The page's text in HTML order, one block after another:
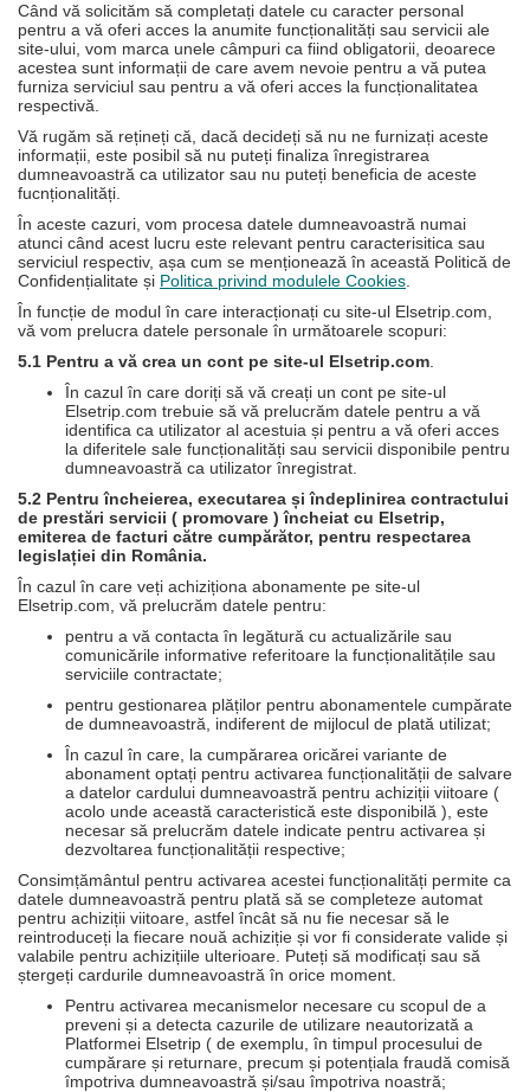
Când vă solicităm să completați datele cu caracter personal
pentru a vă oferi acces la anumite funcționalități sau servicii ale
site-ului, vom marca unele câmpuri ca fiind obligatorii, deoarece
acestea sunt informații de care avem nevoie pentru a vă putea
furniza serviciul sau pentru a vă oferi acces la funcționalitatea
respectivă.
Vă rugăm să rețineți că, dacă decideți să nu ne furnizați aceste
informații, este posibil să nu puteți finaliza înregistrarea
dumneavoastră ca utilizator sau nu puteți beneficia de aceste
fucnționalități.
În aceste cazuri, vom procesa datele dumneavoastră numai
atunci când acest lucru este relevant pentru caracterisitica sau
serviciul respectiv, așa cum se menționează în această Politică de
Confidențialitate și Politica privind modulele Cookies
În funcție de modul în care interacționați cu site-ul Elsetrip.com,
vă vom prelucra datele personale în următoarele scopuri:
5.1 Pentru a vă crea un cont pe site-ul Elsetrip.com
În cazul în care doriți să vă creați un cont pe site-ul
Elsetrip.com trebuie să vă prelucrăm datele pentru a vă
identifica ca utilizator al acestuia și pentru a vă oferi acces
la diferitele sale funcționalități sau servicii disponibile pentru
dumneavoastră ca utilizator înregistrat.
5.2 Pentru încheierea, executarea și îndeplinirea contractului
de prestări servicii ( promovare ) încheiat cu Elsetrip,
emiterea de facturi către cumpărător, pentru respectarea
legislației din România.
În cazul în care veți achiziționa abonamente pe site-ul
Elsetrip.com, vă prelucrăm datele pentru:
pentru a vă contacta în legătură cu actualizările sau
comunicările informative referitoare la funcționalitățile sau
serviciile contractate;
pentru gestionarea plăților pentru abonamentele cumpărate
de dumneavoastră, indiferent de mijlocul de plată utilizat;
În cazul în care, la cumpărarea oricărei variante de
abonament optați pentru activarea funcționalității de salvare
a datelor cardului dumneavoastră pentru achiziții viitoare (
acolo unde această caracteristică este disponibilă ), este
necesar să prelucrăm datele indicate pentru activarea și
dezvoltarea funcționalității respective;
Consimțământul pentru activarea acestei funcționalități permite ca
datele dumneavoastră pentru plată să se completeze automat
pentru achiziții viitoare, astfel încât să nu fie necesar să le
reintroduceți la fiecare nouă achiziție și vor fi considerate valide și
valabile pentru achizițiile ulterioare. Puteți să modificați sau să
ștergeți cardurile dumneavoastră în orice moment.
Pentru activarea mecanismelor necesare cu scopul de a
preveni și a detecta cazurile de utilizare neautorizată a
Platformei Elsetrip ( de exemplu, în timpul procesului de
cumpărare și returnare, precum și potențiala fraudă comisă
împotriva dumneavoastră și/sau împotriva noastră;